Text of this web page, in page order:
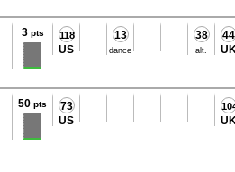
3pts
118
US
13
dance
38
alt.
44
UK
50 pts 73
US
UK